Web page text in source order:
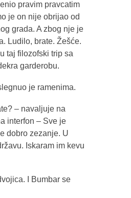
pravim pravcatim
je on nije obrijao od
grada. A zbog nje je
Ludilo, brate. Žešće.
taj filozofski trip sa
garderobu.
je ramenima.
– navaljuje na
interfon – Sve je
dobro zezanje. U
Iskaram im kevu
I Bumbar se